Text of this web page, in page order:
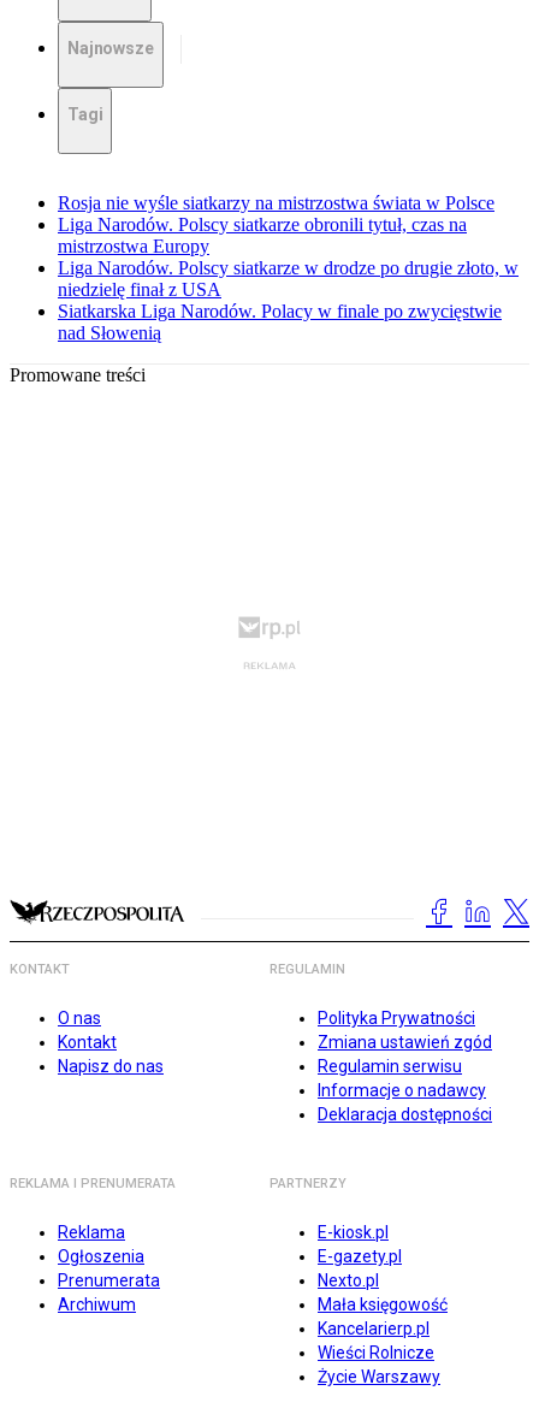
Najnowsze
Tagi
Rosja nie wyśle siatkarzy na mistrzostwa świata w Polsce
Liga Narodów. Polscy siatkarze obronili tytuł, czas na
mistrzostwa Europy
Liga Narodów. Polscy siatkarze w drodze po drugie złoto, w
niedzielę finał z USA
Siatkarska Liga Narodów. Polacy w finale po zwycięstwie
nad Słowenią
Promowane treści
KONTAKT
O nas
Kontakt
Napisz do nas
REGULAMIN
Polityka Prywatności
Zmiana ustawień zgód
Regulamin serwisu
Informacje o nadawcy
Deklaracja dostępności
REKLAMA I PRENUMERATA
Reklama
Ogłoszenia
Prenumerata
Archiwum
PARTNERZY
E-kiosk.pl
E-gazety.pl
Nexto.pl
Mała księgowość
Kancelarierp.pl
Wieści Rolnicze
Życie Warszawy